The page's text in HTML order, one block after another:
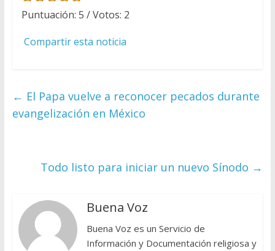
Puntuación: 5 / Votos: 2
Compartir esta noticia
← El Papa vuelve a reconocer pecados durante
evangelización en México
Todo listo para iniciar un nuevo Sínodo →
Buena Voz
Buena Voz es un Servicio de
Información y Documentación religiosa y